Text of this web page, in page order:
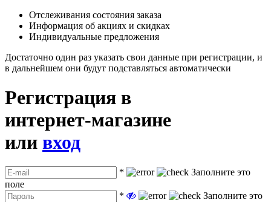
Отслеживания состояния заказа
Информация об акциях и скидках
Индивидуальные предложения
Достаточно один раз указать свои данные при регистрации, и
в дальнейшем они будут подставляться автоматически
Регистрация в
интернет-магазине
или вход
*
Заполните это
поле
*
Заполните это